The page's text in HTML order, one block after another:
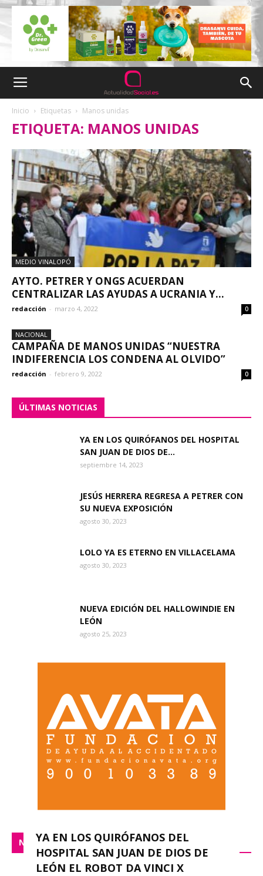
Inicio Etiquetas Manos unidas
ETIQUETA: MANOS UNIDAS
MEDIO VINALOPÓ
AYTO. PETRER Y ONGS ACUERDAN
CENTRALIZAR LAS AYUDAS A UCRANIA Y...
redacción - marzo 4, 2022 0
NACIONAL
CAMPAÑA DE MANOS UNIDAS “NUESTRA
INDIFERENCIA LOS CONDENA AL OLVIDO”
redacción - febrero 9, 2022 0
ÚLTIMAS NOTICIAS
YA EN LOS QUIRÓFANOS DEL HOSPITAL
SAN JUAN DE DIOS DE...
septiembre 14, 2023
JESÚS HERRERA REGRESA A PETRER CON
SU NUEVA EXPOSICIÓN
agosto 30, 2023
LOLO YA ES ETERNO EN VILLACELAMA
agosto 30, 2023
NUEVA EDICIÓN DEL HALLOWINDIE EN
LEÓN
agosto 25, 2023
NACIONAL
YA EN LOS QUIRÓFANOS DEL
HOSPITAL SAN JUAN DE DIOS DE
LEÓN EL ROBOT DA VINCI X